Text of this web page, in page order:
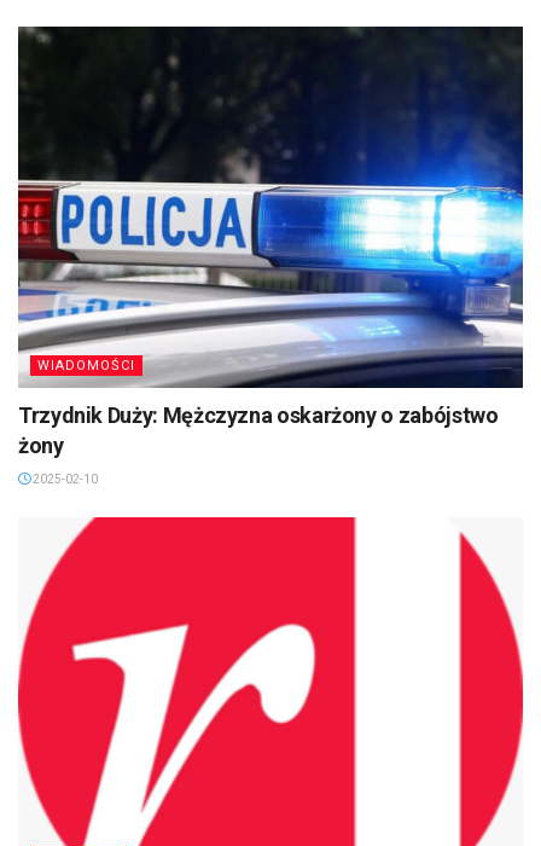
WIADOMOŚCI
Trzydnik Duży: Mężczyzna oskarżony o zabójstwo
żony
2025-02-10